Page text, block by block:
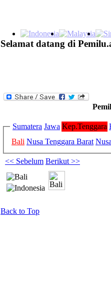
Selamat datang di
Sumatera Jawa Kep.Tenggara
Bali Nusa Tenggara Barat
<< Sebelum Berikut >>
Back to Top